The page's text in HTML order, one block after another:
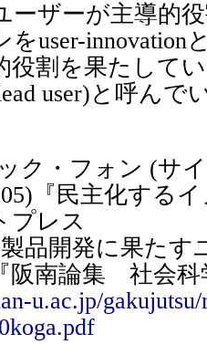
ーザーが主導的
をuser-innovation
役割を果たして
user)と呼んで
ク・フォン (サ
『民主化する
プレス
品開発に果た
阪南論集 社会科
u.ac.jp/